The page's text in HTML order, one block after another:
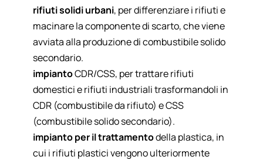
rifiuti solidi urbani, per differenziare i rifiuti e
macinare la componente di scarto, che viene
avviata alla produzione di combustibile solido
secondario.
impiantoCDR/CSS, per trattare rifiuti
domestici e rifiuti industriali trasformandoli in
CDR (combustibile da rifiuto) e CSS
(combustibile solido secondario).
impianto per il trattamentodella plastica, in
cui i rifiuti plastici vengono ulteriormente